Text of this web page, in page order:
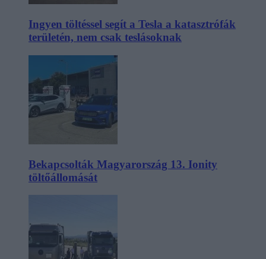
Ingyen töltéssel segít a Tesla a katasztrófák
területén, nem csak teslásoknak
Bekapcsolták Magyarország 13. Ionity
töltőállomását